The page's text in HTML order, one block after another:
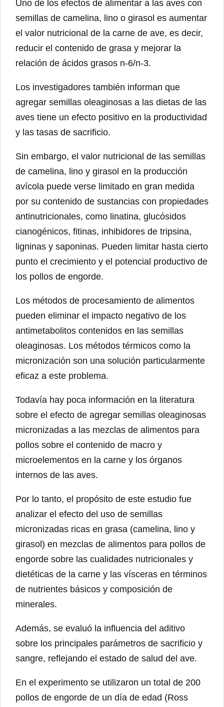
Uno de los efectos de alimentar a las aves con
semillas de camelina, lino o girasol es aumentar
el valor nutricional de la carne de ave, es decir,
reducir el contenido de grasa y mejorar la
relación de ácidos grasos n-6/n-3.
Los investigadores también informan que
agregar semillas oleaginosas a las dietas de las
aves tiene un efecto positivo en la productividad
y las tasas de sacrificio.
Sin embargo, el valor nutricional de las semillas
de camelina, lino y girasol en la producción
avícola puede verse limitado en gran medida
por su contenido de sustancias con propiedades
antinutricionales, como linatina, glucósidos
cianogénicos, fitinas, inhibidores de tripsina,
ligninas y saponinas. Pueden limitar hasta cierto
punto el crecimiento y el potencial productivo de
los pollos de engorde.
Los métodos de procesamiento de alimentos
pueden eliminar el impacto negativo de los
antimetabolitos contenidos en las semillas
oleaginosas. Los métodos térmicos como la
micronización son una solución particularmente
eficaz a este problema.
Todavía hay poca información en la literatura
sobre el efecto de agregar semillas oleaginosas
micronizadas a las mezclas de alimentos para
pollos sobre el contenido de macro y
microelementos en la carne y los órganos
internos de las aves.
Por lo tanto, el propósito de este estudio fue
analizar el efecto del uso de semillas
micronizadas ricas en grasa (camelina, lino y
girasol) en mezclas de alimentos para pollos de
engorde sobre las cualidades nutricionales y
dietéticas de la carne y las vísceras en términos
de nutrientes básicos y composición de
minerales.
Además, se evaluó la influencia del aditivo
sobre los principales parámetros de sacrificio y
sangre, reflejando el estado de salud del ave.
En el experimento se utilizaron un total de 200
pollos de engorde de un día de edad (Ross